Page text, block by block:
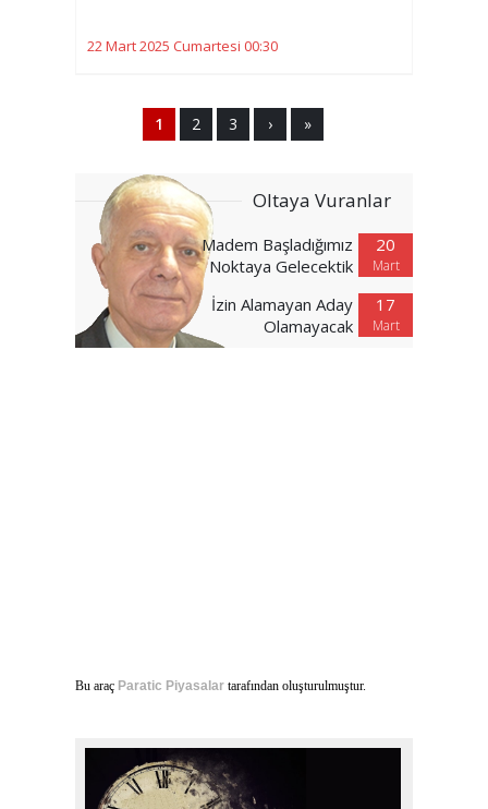
22 Mart 2025 Cumartesi 00:30
1 2 3 › »
Oltaya Vuranlar
20
Mart
Madem Başladığımız
Noktaya Gelecektik
17
Mart
İzin Alamayan Aday
Olamayacak
Bu araç Paratic Piyasalar tarafından oluşturulmuştur.